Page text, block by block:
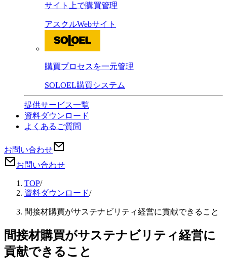
サイト上で購買管理
アスクルWebサイト
購買プロセスを一元管理
SOLOEL購買システム
提供サービス一覧
資料ダウンロード
よくあるご質問
お問い合わせ
お問い合わせ
TOP/
資料ダウンロード/
間接材購買がサステナビリティ経営に貢献できること
間接材購買がサステナビリティ経営に
貢献できること